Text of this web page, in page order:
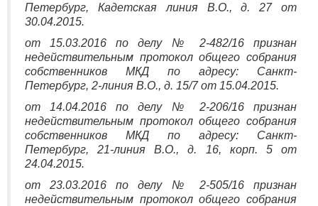
Петербург, Кадетская линия В.О., д. 27 от
30.04.2015.
от 15.03.2016 по делу № 2-482/16 признан
недействительным протокол общего собрания
собственников МКД по адресу: Санкт-
Петербург, 2-линия В.О., д. 15/7 от 15.04.2015.
от 14.04.2016 по делу № 2-206/16 признан
недействительным протокол общего собрания
собственников МКД по адресу: Санкт-
Петербург, 21-линия В.О., д. 16, корп. 5 от
24.04.2015.
от 23.03.2016 по делу № 2-505/16 признан
недействительным протокол общего собрания